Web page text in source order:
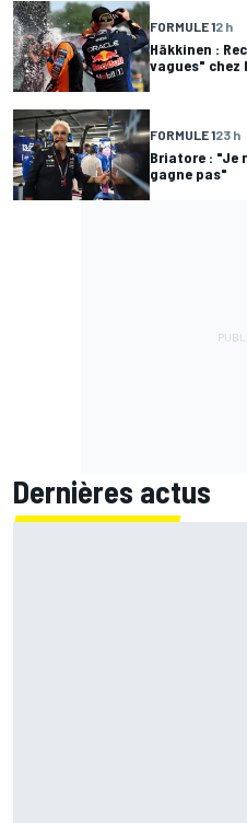
FORMULE 12 h
Häkkinen :
vagues" chez
FORMULE 123 h
Briatore : "Je
gagne pas"
Dernières actus